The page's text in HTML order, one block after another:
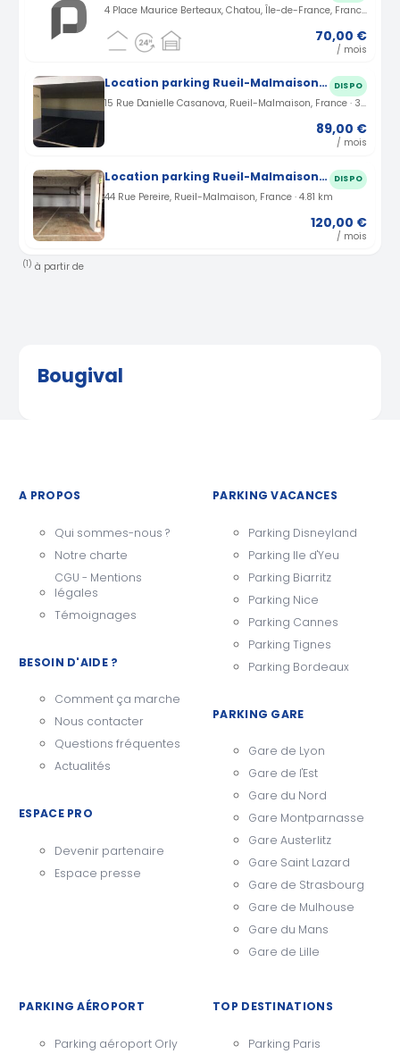
4 Place Maurice Berteaux, Chatou, Île-de-France, France · 3.61 km
70,00 €
/ mois
Location parking Rueil-Malmaison rue Danielle Casanova (92) DISPO
15 Rue Danielle Casanova, Rueil-Malmaison, France · 3.72 km
89,00 €
/ mois
Location parking Rueil-Malmaison rue Pereire (92) DISPO
44 Rue Pereire, Rueil-Malmaison, France · 4.81 km
120,00 €
/ mois
(1) à partir de
Bougival
A PROPOS
Qui sommes-nous ?
Notre charte
CGU - Mentions
légales
Témoignages
BESOIN D'AIDE ?
Comment ça marche
Nous contacter
Questions fréquentes
Actualités
ESPACE PRO
Devenir partenaire
Espace presse
PARKING VACANCES
Parking Disneyland
Parking Ile d'Yeu
Parking Biarritz
Parking Nice
Parking Cannes
Parking Tignes
Parking Bordeaux
PARKING GARE
Gare de Lyon
Gare de l'Est
Gare du Nord
Gare Montparnasse
Gare Austerlitz
Gare Saint Lazard
Gare de Strasbourg
Gare de Mulhouse
Gare du Mans
Gare de Lille
PARKING AÉROPORT
Parking aéroport Orly
TOP DESTINATIONS
Parking Paris